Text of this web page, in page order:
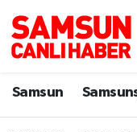
Samsun
Samsun
Samsun
Samsun Hava